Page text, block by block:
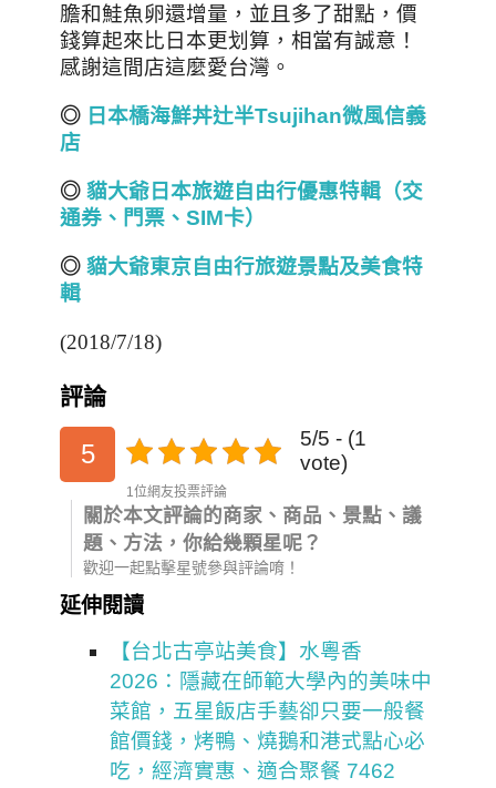
膽和鮭魚卵還增量，並且多了甜點，價
錢算起來比日本更划算，相當有誠意！
感謝這間店這麼愛台灣。
◎ 日本橋海鮮丼辻半Tsujihan微風信義
店
◎ 貓大爺日本旅遊自由行優惠特輯（交
通券、門票、SIM卡）
◎ 貓大爺東京自由行旅遊景點及美食特
輯
(2018/7/18)
評論
5
5/5 - (1
vote)
1位網友投票評論
關於本文評論的商家、商品、景點、議
題、方法，你給幾顆星呢？
歡迎一起點擊星號參與評論唷！
延伸閱讀
【台北古亭站美食】水粵香
2026：隱藏在師範大學內的美味中
菜館，五星飯店手藝卻只要一般餐
館價錢，烤鴨、燒鵝和港式點心必
吃，經濟實惠、適合聚餐 7462